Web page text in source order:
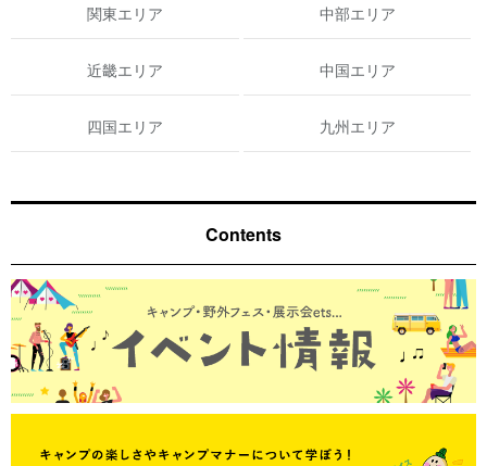
関東エリア 中部エリア
近畿エリア 中国エリア
四国エリア 九州エリア
Contents